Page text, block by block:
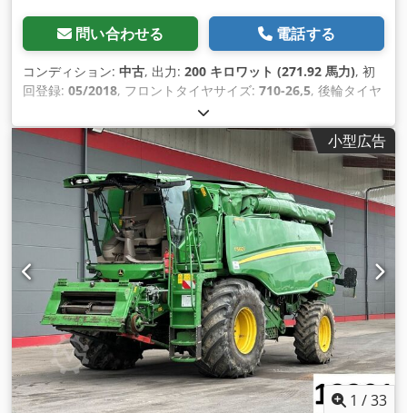
問い合わせる 電話する
コンディション: 中古, 出力: 200 キロワット (271.92 馬力), 初
回登録: 05/2018, フロントタイヤサイズ: 710-26,5, 後輪タイヤ
11,870 km
席数:1, 装備:キャビン, クレーン,
小型広告
1 /33